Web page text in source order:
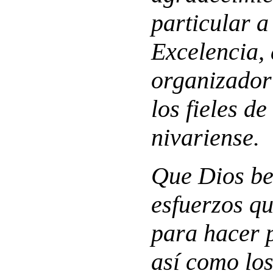
particular a
Excelencia,
los fieles
nivariense.
Que Dios
esfuerzos
para hacer
así como